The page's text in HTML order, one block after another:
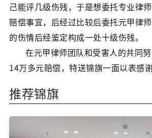
己能评几级伤残，于是想委托专业律
赔偿事宜，后经过比较后委托元甲律
的伤情后经鉴定构成一处十级伤残。
在元甲律师团队和受害人的共同
14万多元赔偿，特送锦旗一面以表感谢
推荐锦旗